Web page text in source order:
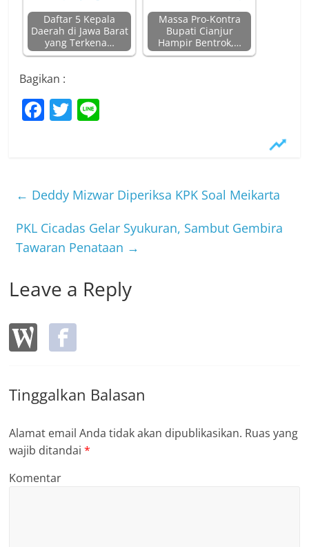
Daftar 5 Kepala
Daerah di Jawa Barat
yang Terkena…
Massa Pro-Kontra
Bupati Cianjur
Hampir Bentrok,…
Bagikan :
F
b
o
o
T
← Deddy Mizwar Diperiksa KPK Soal Meikarta
PKL Cicadas Gelar Syukuran, Sambut Gembira
Tawaran Penataan →
Leave a Reply
Tinggalkan Balasan
Alamat email Anda tidak akan dipublikasikan. Ruas yang
wajib ditandai*
Komentar